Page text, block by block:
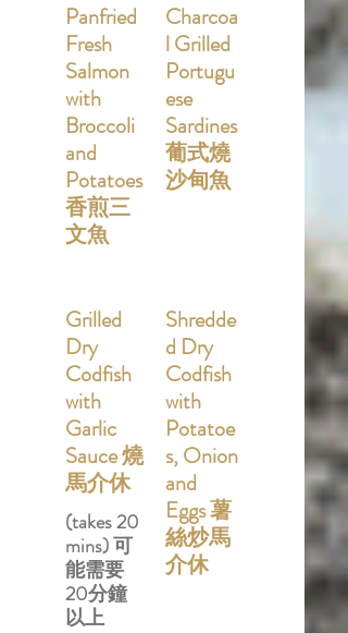
Panfried
Fresh
Salmon
with
Broccoli
and
Potatoes
香煎三
文魚
Charcoa
l Grilled
Portugu
ese
Sardines
葡式燒
沙甸魚
Grilled
Dry
Codfish
with
Garlic
Sauce 燒
馬介休
(takes 20
mins) 可
能需要
20分鐘
以上
Shredde
d Dry
Codfish
with
Potatoe
s, Onion
and
Eggs 薯
絲炒馬
介休